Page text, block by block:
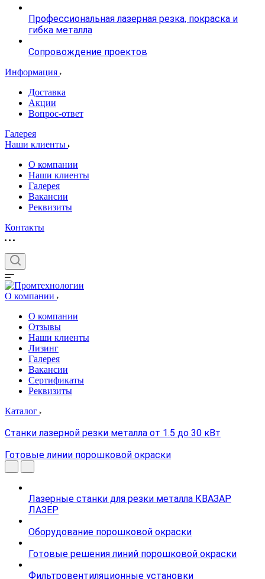
Профессиональная лазерная резка, покраска и
гибка металла
Сопровождение проектов
Информация
Доставка
Акции
Вопрос-ответ
Галерея
Наши клиенты
О компании
Наши клиенты
Галерея
Вакансии
Реквизиты
Контакты
О компании
О компании
Отзывы
Наши клиенты
Лизинг
Галерея
Вакансии
Сертификаты
Реквизиты
Каталог
Станки лазерной резки металла от 1.5 до 30 кВт
Готовые линии порошковой окраски
Лазерные станки для резки металла КВАЗАР
ЛАЗЕР
Оборудование порошковой окраски
Готовые решения линий порошковой окраски
Фильтровентиляционные установки